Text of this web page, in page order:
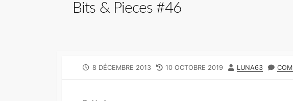
Bits & Pieces #46
P
8 DÉCEMBRE 2013
L
10 OCTOBRE 2019
A
LUNA63